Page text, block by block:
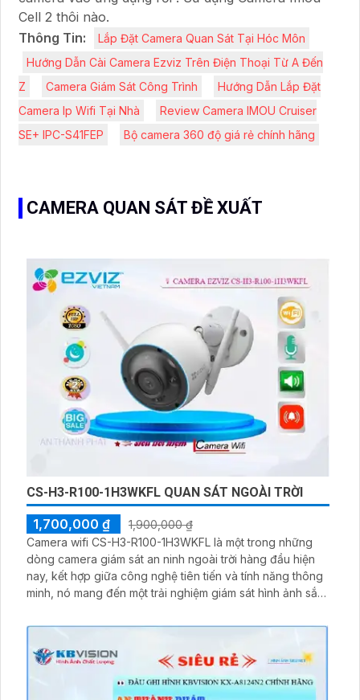
Cell 2 thôi nào.
Thông Tin:
Lắp Đặt Camera Quan Sát Tại Hóc Môn
Hướng Dẫn Cài Camera Ezviz Trên Điện Thoại Từ A Đến
Z
Camera Giám Sát Công Trình
Hướng Dẫn Lắp Đặt
Camera Ip Wifi Tại Nhà
Review Camera IMOU Cruiser
SE+ IPC-S41FEP
Bộ camera 360 độ giá rẻ chính hãng
CAMERA QUAN SÁT ĐỀ XUẤT
CS-H3-R100-1H3WKFL QUAN SÁT NGOÀI TRỜI
1,700,000 ₫
1,900,000 ₫
Camera wifi CS-H3-R100-1H3WKFL là một trong những
dòng camera giám sát an ninh ngoài trời hàng đầu hiện
nay, kết hợp giữa công nghệ tiên tiến và tính năng thông
minh, nó mang đến một trải nghiệm giám sát hình ảnh sắc
gian ngoài trời của bạn.